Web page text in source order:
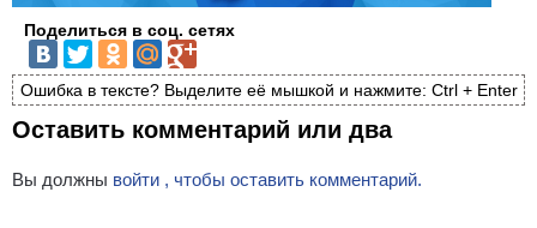
Поделиться в соц. сетях
Ошибка в тексте? Выделите её мышкой и нажмите: Ctrl + Enter
Оставить комментарий или два
Вы должны войти , чтобы оставить комментарий.